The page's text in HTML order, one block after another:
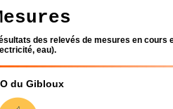
des relevés de mesures en cours
eau).
du Gibloux